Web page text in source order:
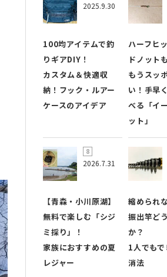
2025.9.30
100均アイテムで釣
りギアDIY！
カスタム＆快適収
納！フック・ルアー
ケースのアイデア
ハーフヒ
ドノット
もうスッ
い！手早
べる「イ
ット」
2026.7.31
【青森・小川原湖】
無料で楽しむ「シジ
ミ採り」！
家族におすすめの夏
レジャー
縮められ
振出竿ど
か？
1人でも
消法